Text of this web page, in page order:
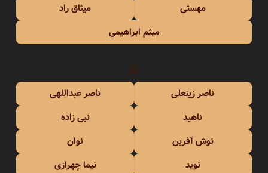
مهستی
میثاق راد
میثم ابراهیمی
ن
ناصر زینعلی
ناصر عبداللهی
ناهید
نبی زاده
نوش آفرین
نوان
نوید
نیما چهرازی